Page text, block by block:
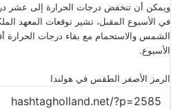
ويمكن أن تنخفض درجات الحرارة إلى عشر
في الأسبوع المقبل، تشير توقعات المعهد
الشمس والاستحمام مع بقاء درجات
الأسبوع.
الرمز الأصفر الطقس في هولندا